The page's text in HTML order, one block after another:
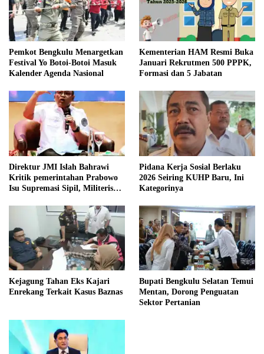
Pemkot Bengkulu Menargetkan
Festival Yo Botoi-Botoi Masuk
Kalender Agenda Nasional
Kementerian HAM Resmi Buka
Januari Rekrutmen 500 PPPK,
Formasi dan 5 Jabatan
Direktur JMI Islah Bahrawi
Kritik pemerintahan Prabowo
Isu Supremasi Sipil, Militerisasi,
Pidana Kerja Sosial Berlaku
2026 Seiring KUHP Baru, Ini
Kategorinya
Kejagung Tahan Eks Kajari
Enrekang Terkait Kasus Baznas
Bupati Bengkulu Selatan Temui
Mentan, Dorong Penguatan
Sektor Pertanian